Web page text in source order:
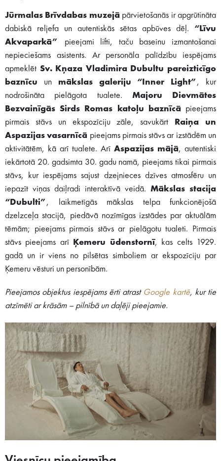
Jūrmalas Brīvdabas muzejā pārvietošanās ir apgrūtināta
dabiskā reljefa un autentiskās sētas apbūves dēļ. “Līvu
Akvaparkā”
pieejami lifti, taču baseinu izmantošanai
nepieciešams asistents. Ar personāla palīdzību iespējams
apmeklēt Sv. Kņaza Vladimira Dubultu pareizticīgo
baznīcu un mākslas galeriju “Inner Light”, kur
nodrošināta pielāgota tualete. Majoru Dievmātes
Bezvainīgās Sirds Romas katoļu baznīcā pieejams
pirmais stāvs un ekspozīciju zāle, savukārt
Raiņa un
Aspazijas vasarnīcā pieejams pirmais stāvs ar izstādēm un
aktivitātēm, kā arī tualete. Arī Aspazijas mājā, autentiski
iekārtotā 20. gadsimta 30. gadu namā, pieejams tikai pirmais
stāvs, kur iespējams sajust dzejnieces dzīves atmosfēru un
iepazīt viņas daiļradi interaktīvā veidā. Mākslas stacija
“Dubulti”, laikmetīgās mākslas telpa funkcionējošā
dzelzceļa stacijā, piedāvā nozīmīgas izstādes par aktuālām
tēmām; pieejams pirmais stāvs ar pielāgotu tualeti. Pirmais
stāvs pieejams arī
Ķemeru ūdenstornī, kas celts 1929.
gadā un ir viens no pilsētas simboliem ar ekspozīciju par
Ķemeru vēsturi un personībām.
Pieejamos objektus iespējams ērti atrast Google kartē, kur tie
atzīmēti ar krāsām – pilnībā un daļēji pieejamie.